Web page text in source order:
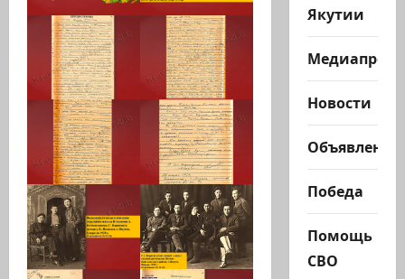
Якутии
Новости
Объявления
Победа
Помощь
СВО